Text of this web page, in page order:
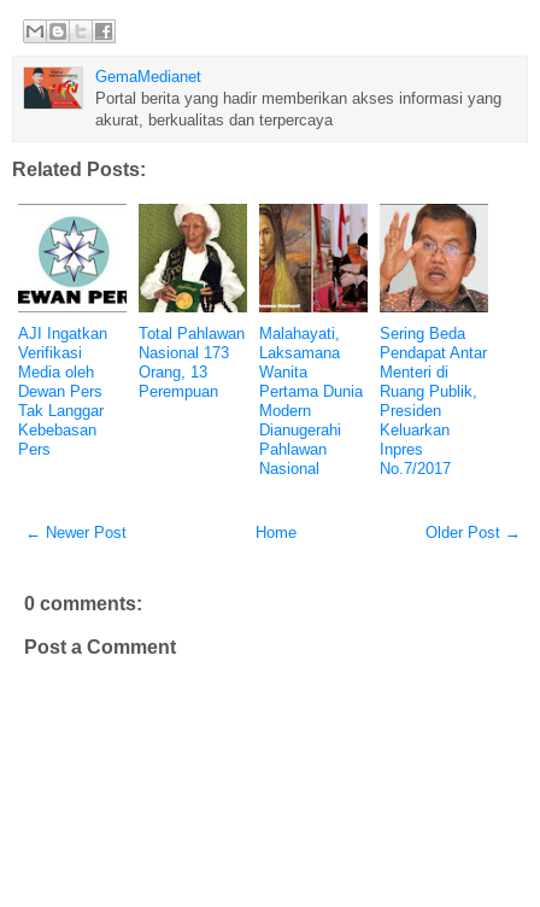
GemaMedianet
Portal berita yang hadir memberikan akses informasi yang
akurat, berkualitas dan terpercaya
Related Posts:
AJI Ingatkan
Verifikasi
Media oleh
Dewan Pers
Tak Langgar
Kebebasan
Pers
Total Pahlawan
Nasional 173
Orang, 13
Perempuan
Malahayati,
Laksamana
Wanita
Pertama Dunia
Modern
Dianugerahi
Pahlawan
Nasional
Sering Beda
Pendapat Antar
Menteri di
Ruang Publik,
Presiden
Keluarkan
Inpres
No.7/2017
← Newer Post Older Post →
Home
0 comments:
Post a Comment